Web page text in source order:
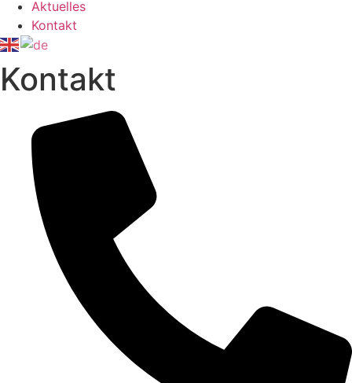
Aktuelles
Kontakt
Kontakt